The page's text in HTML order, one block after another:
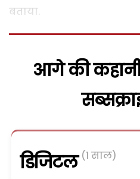
बताया.
आगे की
डिजिटल (1 साल)